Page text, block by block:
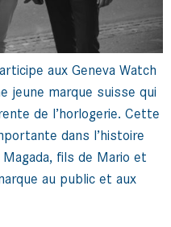
aux Geneva Watch
jeune marque suisse qui
de l’horlogerie. Cette
dans l’histoire
fils de Mario et
au public et aux